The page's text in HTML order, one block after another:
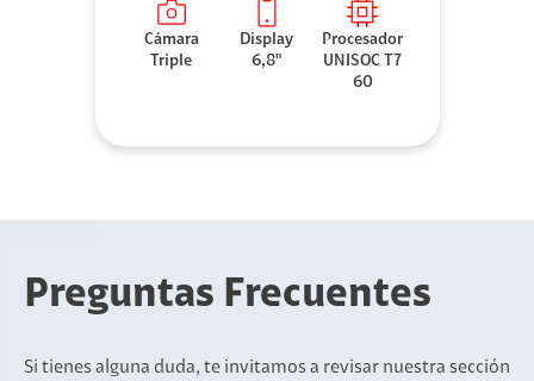
Cámara
Triple
Display
6,8"
Procesador
UNISOC T7
60
Preguntas Frecuentes
Si tienes alguna duda, te invitamos a revisar nuestra sección